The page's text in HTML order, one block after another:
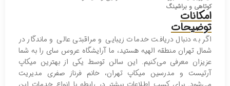
کوتاهی و براشینگ
امکانات
توضیحات
اگر به دنبال دریافت خدمات زیبایی و مراقبتی عالی و ماندگار در
شمال تهران منطقه الهیه هستید، ما آرایشگاه عروس سای را به شما
عزیزان معرفی می‌کنیم. این سالن توسط یکی از بهترین میکاپ
آرتیست و مدرسین میکاپ تهران، خانم فرناز صفری مدیریت